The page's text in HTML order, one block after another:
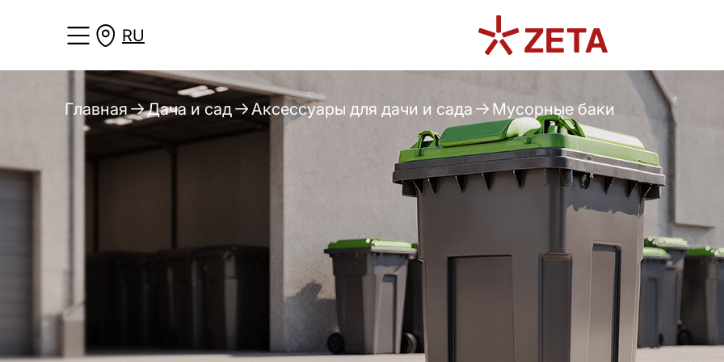
RU
Главная Дача и сад Аксессуары для дачи и сада Мусорные баки